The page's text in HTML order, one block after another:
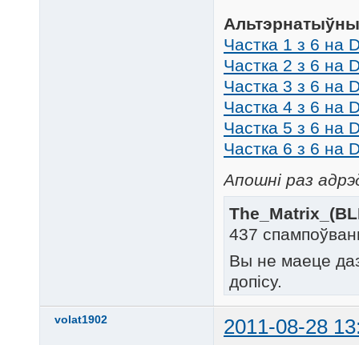
Частка 1 з 6 на
Частка 2 з 6 на
Частка 3 з 6 на
Частка 4 з 6 на
Частка 5 з 6 на
Частка 6 з 6 на
Апошні раз
437
Вы не маеце
допісу.
volat1902 2011-08-28